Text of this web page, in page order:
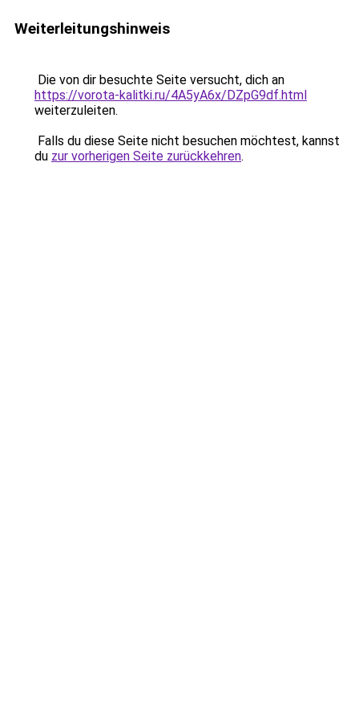
Weiterleitungshinweis
Die von dir besuchte Seite versucht, dich an
https://vorota-kalitki.ru/4A5yA6x/DZpG9df.html
weiterzuleiten.
Falls du diese Seite nicht besuchen möchtest, kannst
du zur vorherigen Seite zurückkehren.